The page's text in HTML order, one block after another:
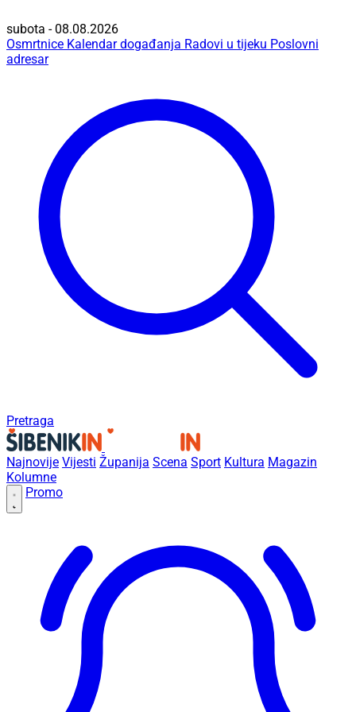
subota - 08.08.2026
Osmrtnice Kalendar događanja Radovi u tijeku Poslovni
adresar
Pretraga
Najnovije Vijesti Županija Scena Sport Kultura Magazin
Kolumne
Promo